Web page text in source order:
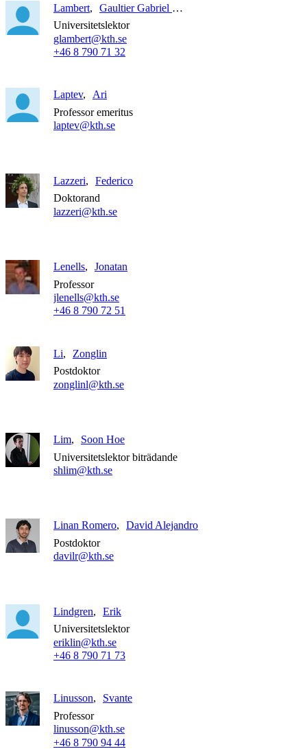
Lambert
Gaultier Gabriel Quentin
Universitetslektor
glambert@kth.se
+46 8 790 71 32
Laptev
Ari
Professor emeritus
laptev@kth.se
Lazzeri
Federico
Doktorand
lazzeri@kth.se
Lenells
Jonatan
Professor
jlenells@kth.se
+46 8 790 72 51
Li
Zonglin
Postdoktor
zonglinl@kth.se
Lim
Soon Hoe
Universitetslektor biträdande
shlim@kth.se
Linan Romero
David Alejandro
Postdoktor
davilr@kth.se
Lindgren
Erik
Universitetslektor
eriklin@kth.se
+46 8 790 71 73
Linusson
Svante
Professor
linusson@kth.se
+46 8 790 94 44